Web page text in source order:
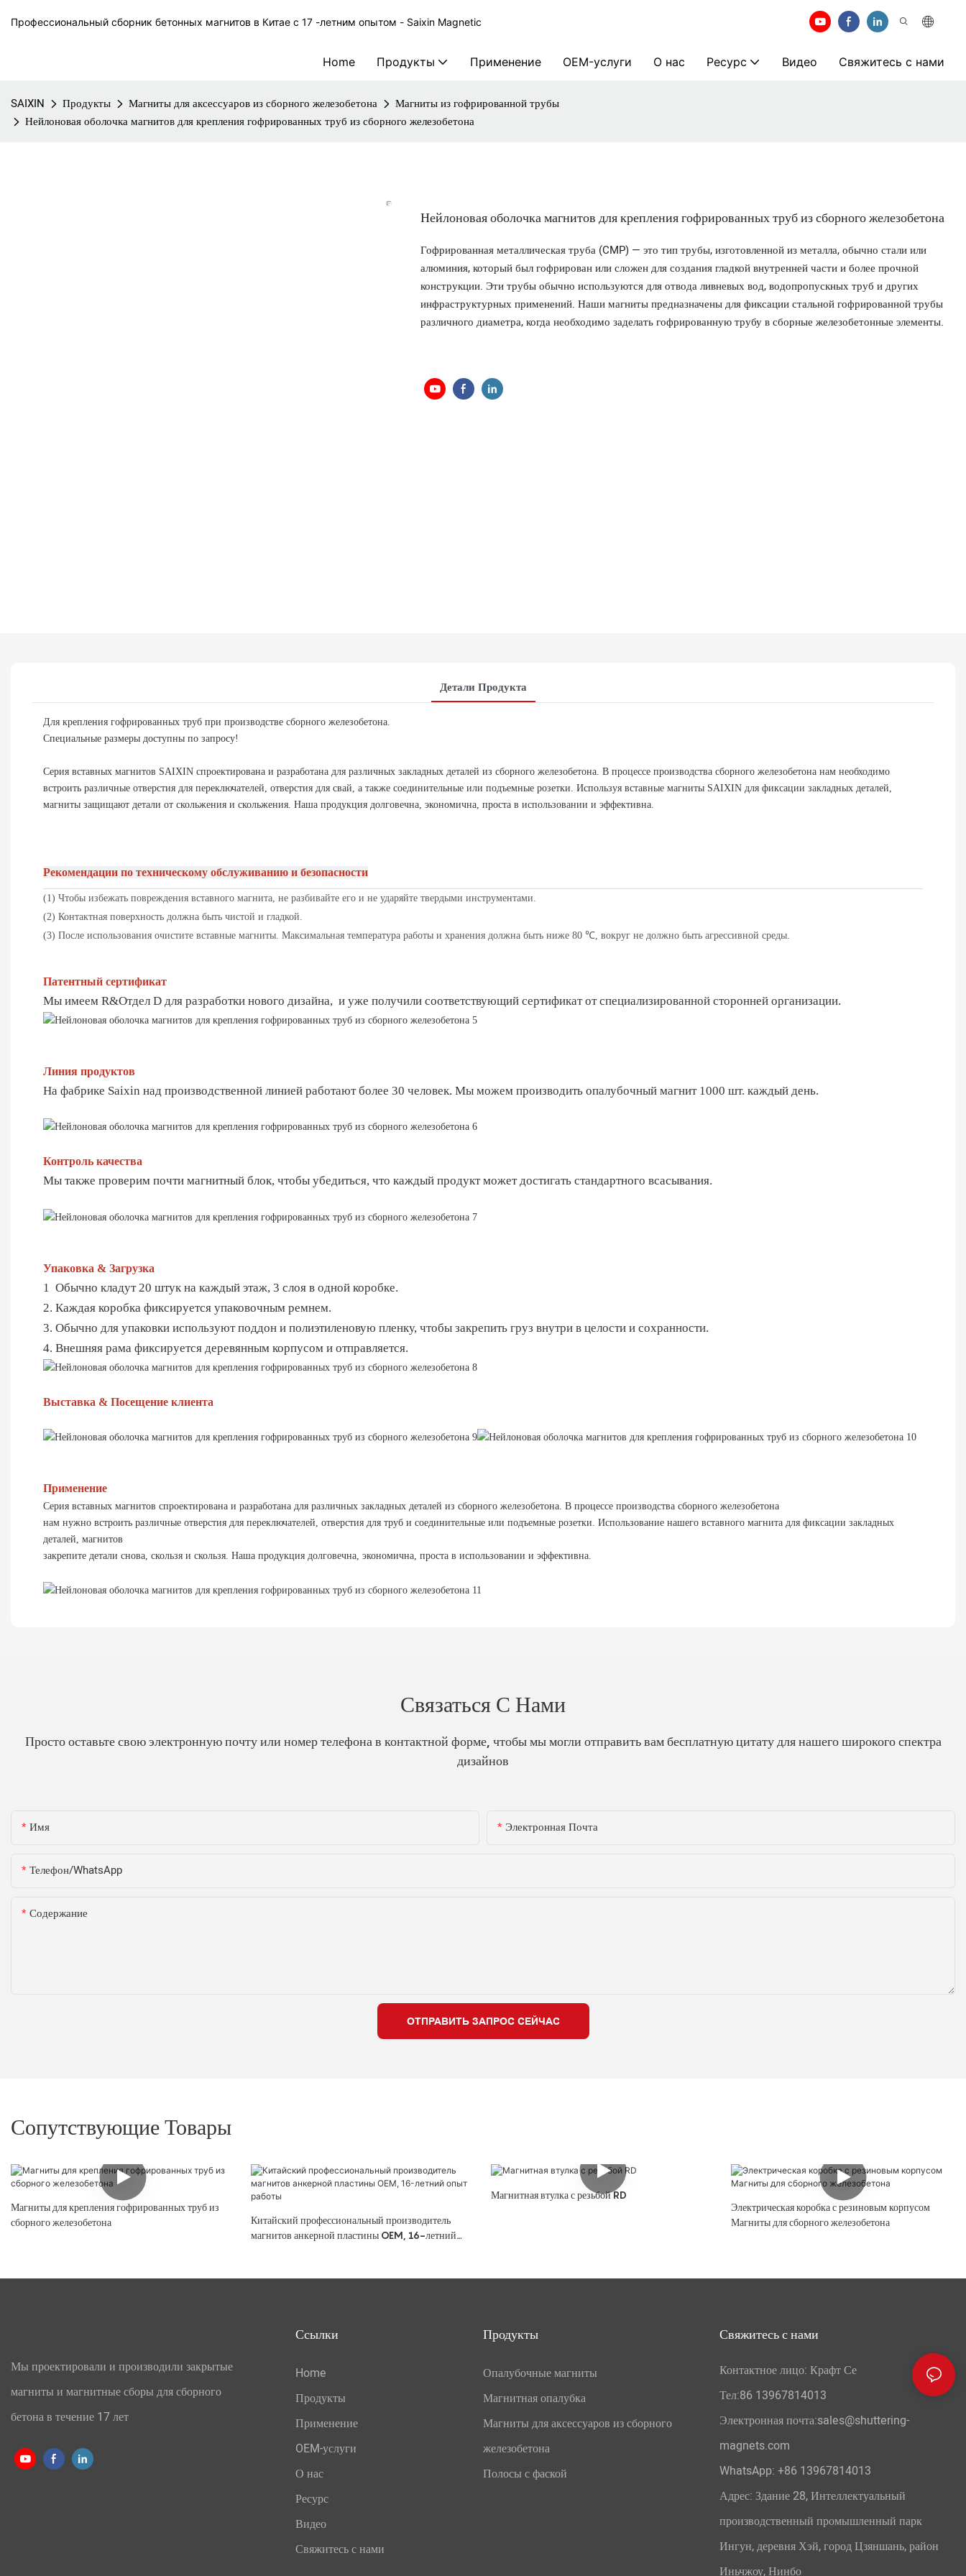
Профессиональный сборник бетонных магнитов в Китае с 17 -летним опытом - Saixin Magnetic
Home Продукты Применение OEM-услуги О нас Ресурс Видео Свяжитесь с нами
SAIXIN Продукты Магниты для аксессуаров из сборного железобетона
Магниты из гофрированной трубы
Нейлоновая оболочка магнитов для крепления гофрированных труб из сборного железобетона
Нейлоновая оболочка магнитов для крепления гофрированных труб из сборного железобетона
Гофрированная металлическая труба (CMP) — это тип трубы, изготовленной из металла, обычно стали или
алюминия, который был гофрирован или сложен для создания гладкой внутренней части и более прочной
конструкции. Эти трубы обычно используются для отвода ливневых вод, водопропускных труб и других
инфраструктурных применений. Наши магниты предназначены для фиксации стальной гофрированной трубы
различного диаметра, когда необходимо заделать гофрированную трубу в сборные железобетонные элементы.
Детали Продукта
Для крепления гофрированных труб при производстве сборного железобетона.
Специальные размеры доступны по запросу!
Серия вставных магнитов SAIXIN спроектирована и разработана для различных закладных деталей из сборного железобетона. В процессе производства сборного железобетона нам необходимо
встроить различные отверстия для переключателей, отверстия для свай, а также соединительные или подъемные розетки. Используя вставные магниты SAIXIN для фиксации закладных деталей,
магниты защищают детали от скольжения и скольжения. Наша продукция долговечна, экономична, проста в использовании и эффективна.
Рекомендации по техническому обслуживанию и безопасности
(1) Чтобы избежать повреждения вставного магнита, не разбивайте его и не ударяйте твердыми инструментами.
(2) Контактная поверхность должна быть чистой и гладкой.
(3) После использования очистите вставные магниты. Максимальная температура работы и хранения должна быть ниже 80 ℃, вокруг не должно быть агрессивной среды.
Патентный сертификат
Мы имеем R&Отдел D для разработки нового дизайна, и уже получили соответствующий сертификат от специализированной сторонней организации.
Линия продуктов
На фабрике Saixin над производственной линией работают более 30 человек. Мы можем производить опалубочный магнит 1000 шт. каждый день.
Контроль качества
Мы также проверим почти магнитный блок, чтобы убедиться, что каждый продукт может достигать стандартного всасывания.
Упаковка & Загрузка
1 Обычно кладут 20 штук на каждый этаж, 3 слоя в одной коробке.
2. Каждая коробка фиксируется упаковочным ремнем.
3. Обычно для упаковки используют поддон и полиэтиленовую пленку, чтобы закрепить груз внутри в целости и сохранности.
4. Внешняя рама фиксируется деревянным корпусом и отправляется.
Выставка & Посещение клиента
Применение
Серия вставных магнитов спроектирована и разработана для различных закладных деталей из сборного железобетона. В процессе производства сборного железобетона
нам нужно встроить различные отверстия для переключателей, отверстия для труб и соединительные или подъемные розетки. Использование нашего вставного магнита для фиксации закладных
деталей, магнитов
закрепите детали снова, скользя и скользя. Наша продукция долговечна, экономична, проста в использовании и эффективна.
Связаться С Нами
Просто оставьте свою электронную почту или номер телефона в контактной форме, чтобы мы могли отправить вам бесплатную цитату для нашего широкого спектра
дизайнов
Имя Электронная Почта
Телефон/WhatsApp
Содержание
ОТПРАВИТЬ ЗАПРОС СЕЙЧАС
Сопутствующие Товары
Магниты для крепления гофрированных труб из
сборного железобетона
Китайский профессиональный производитель
магнитов анкерной пластины OEM, 16-летний
Магнитная втулка с резьбой RD
Электрическая коробка с резиновым корпусом
Магниты для сборного железобетона
Мы проектировали и производили закрытые
магниты и магнитные сборы для сборного
бетона в течение 17 лет
Ссылки
Home
Продукты
Применение
OEM-услуги
О нас
Ресурс
Видео
Свяжитесь с нами
Продукты
Опалубочные магниты
Магнитная опалубка
Магниты для аксессуаров из сборного
железобетона
Полосы с фаской
Свяжитесь с нами
Контактное лицо: Крафт Се
Тел:86 13967814013
Электронная почта:sales@shuttering-
magnets.com
WhatsApp: +86 13967814013
Адрес: Здание 28, Интеллектуальный
производственный промышленный парк
Ингун, деревня Хэй, город Цзяншань, район
Иньчжоу, Нинбо